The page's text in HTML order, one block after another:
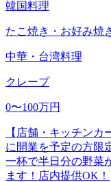
韓国料理
たこ焼き・お好み焼
中華・台湾料理
クレープ
0〜100万円
【店舗・キッチン
に開業を予定の
一杯で半日分の野菜
ます！店内提供OK！